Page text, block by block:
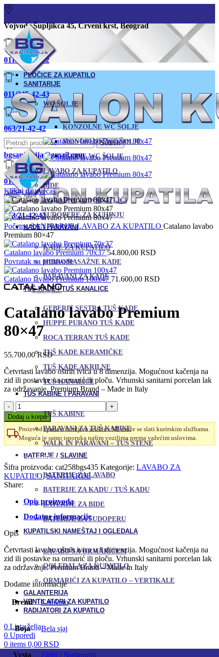
Vojvode Šupljikca 45, Crveni krst, Beograd
011/380-80-12
011/245-42-43
063/21-42-42
bgsanitarija@gmail.com
011 245-42-43
063/21-42-42
Search
PLOČICE ZA KUPATILO
SANITARIJE
WC ŠOLJE
KONZOLNE WC ŠOLJE
MONOBLOK WC ŠOLJE
PODNE WC ŠOLJE
LAVABO ZA KUPATILO
BIDE
UGRADNI VODOKOTLIĆI
SUDOPERE ZA KUHINJU
KADE I PARAVANI
KADE ZA KUPATILO
HIDROMASAŽNE KADE
PARAVANI ZA KADE
TUŠ KADE I TUŠ KANALICE
GEBERIT SESTRA TUŠ KADE
HUPPE PURANO TUŠ KADE
ROCA TERRAN TUŠ KADE
TUŠ KADE KERAMIČKE
TUŠ KADE AKRILNE
TUŠ KANALICE
TUŠ KABINE I PARAVANI
TUŠ KABINE
PARAVANI ZA TUŠ KABINE
WALK IN PARAVANI – TUŠ STENE
BATERIJE / SLAVINE
BATERIJE ZA LAVABO
BATERIJE ZA KADU / TUŠ KADU
BATERIJE ZA BIDE
BATERIJE ZA SUDOPERU
KUPATILSKI NAMEŠTAJ I OGLEDALA
LAVABO SA ORMARIĆEM
OGLEDALA ZA KUPATILO
ORMARIĆI ZA KUPATILO – VERTIKALE
GALANTERIJA
VENTILATORI ZA KUPATILO
RADIJATORI ZA KUPATILO
0 Lista želja
0 Uporedi
0 items 0,00 RSD
Klikni da uvećaš
PočetnaSANITARIJELAVABO ZA KUPATILO Catalano lavabo
Premium 80×47
Catalano lavabo Premium 70x3754.800,00 RSD
Povratak na proizvode
Catalano lavabo Premium 100x47 71.600,00 RSD
Catalano lavabo Premium
80×47
55.700,00RSD
Četvrtasti lavabo oštrih ivica u 8 dimenzija. Mogućnost kačenja na
zid ili postavke na ormarić ili ploču. Vrhunski sanitarni porcelan lak
za održavanje. Premium Brand – Made in Italy
Catalano
lavabo
Premium
80x47
količina
Dodaj u korpu
Proizvod spada u lomljive artikle i NE može se slati kurirskim službama.
Moguća je samo isporuka našim vozilima prema važećim uslovima.
Dodaj u omiljene
Šifra proizvoda: cat258bgs435 Kategorije: LAVABO ZA
KUPATILO, SANITARIJE
Share:
Opis proizvoda
Dodatne informacije
Opis
Četvrtasti lavabo oštrih ivica u 8 dimenzija. Mogućnost kačenja na
zid ili postavke na ormarić ili ploču. Vrhunski sanitarni porcelan lak
za održavanje. Premium Brand – Made in Italy
Dodatne informacije
Brend Catalano
Boja Bela sjaj
Vrsta Zidni / Nadgradni